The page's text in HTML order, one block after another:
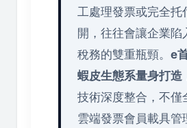
工處理發票或完全托
開，往往會讓企業陷
稅務的雙重瓶頸。 e
蝦皮生態系量身打造
技術深度整合，不僅
雲端發票會員載具管